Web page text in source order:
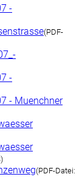
-
(PDF-
-
- Muenchner
(PDF-Datei: